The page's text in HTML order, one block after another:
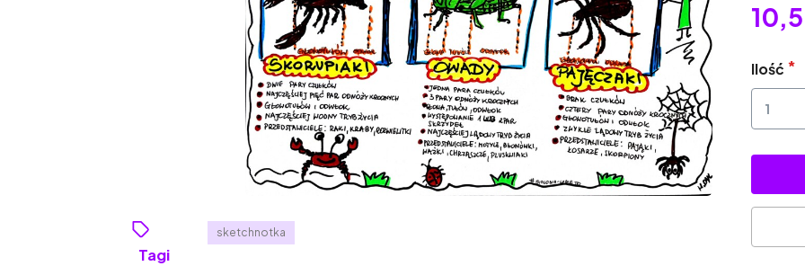
Tagi
sketchnotka
Ilość